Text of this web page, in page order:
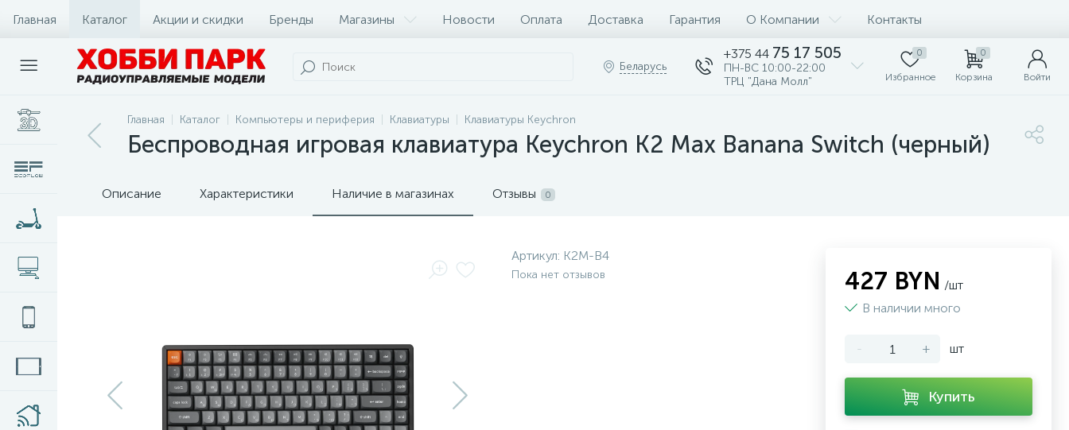
Главная Каталог Акции и скидки Бренды Магазины Новости Оплата Доставка Гарантия О Компании Контакты
Беларусь
+375 44 75 17 505
ПН-ВС 10:00-22:00
ТРЦ "Дана Молл"
0
Избранное
0
Корзина Войти
Главная Каталог Компьютеры и периферия Клавиатуры Клавиатуры Keychron
Беспроводная игровая клавиатура Keychron K2 Max Banana Switch (черный)
Описание Характеристики Наличие в магазинах Отзывы 0
Артикул: K2M-B4
Пока нет отзывов 427 BYN /шт
В наличии много
- + шт
Купить